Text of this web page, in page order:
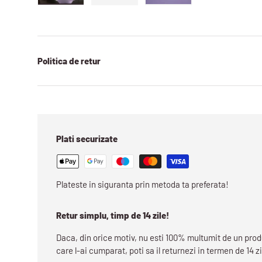
Politica de retur
Plati securizate
Plateste in siguranta prin metoda ta preferata!
Retur simplu, timp de 14 zile!
Daca, din orice motiv, nu esti 100% multumit de un
care l-ai cumparat, poti sa il returnezi in termen de 14